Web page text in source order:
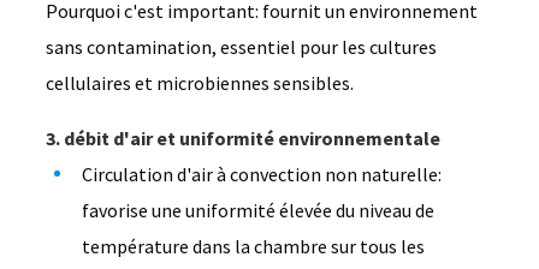
Pourquoi c'est important: fournit un environnement
sans contamination, essentiel pour les cultures
cellulaires et microbiennes sensibles.
3. débit d'air et uniformité environnementale
Circulation d'air à convection non naturelle:
favorise une uniformité élevée du niveau de
température dans la chambre sur tous les